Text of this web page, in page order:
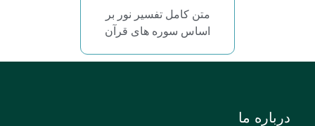
متن کامل تفسیر نور بر
اساس سوره های قرآن
درباره ما